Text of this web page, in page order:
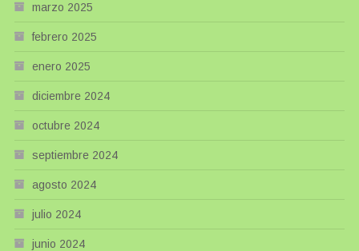
marzo 2025
febrero 2025
enero 2025
diciembre 2024
octubre 2024
septiembre 2024
agosto 2024
julio 2024
junio 2024